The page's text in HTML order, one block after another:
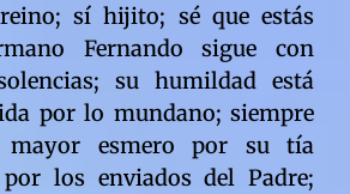
sí hijito; sé que estás
Fernando sigue con
su humildad está
por lo mundano; siempre
esmero por su tía
los enviados del Padre;